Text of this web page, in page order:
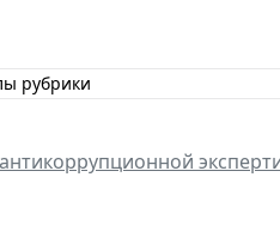
рубрики